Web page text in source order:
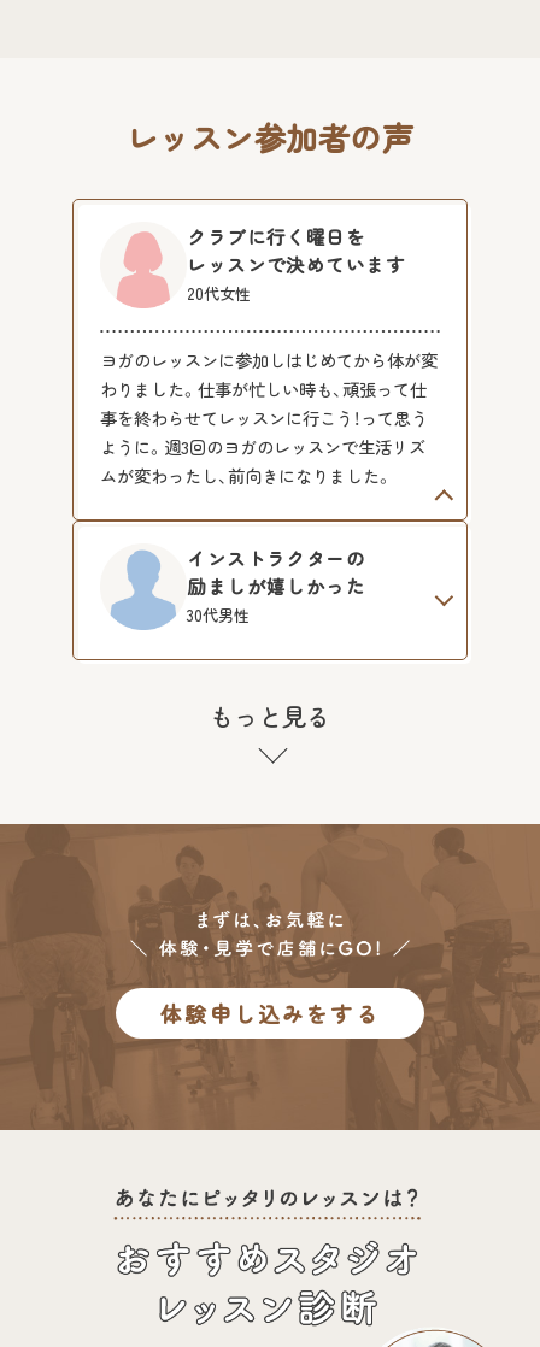
レッスン参加者の声
クラブに行く曜日を
レッスンで決めています
20代女性
ヨガのレッスンに参加しはじめてから体が変
わりました。仕事が忙しい時も、頑張って仕
事を終わらせてレッスンに行こう！って思う
ように。週3回のヨガのレッスンで生活リズ
ムが変わったし、前向きになりました。
インストラクターの
励ましが嬉しかった
30代男性
もっと見る
体験申し込みをする